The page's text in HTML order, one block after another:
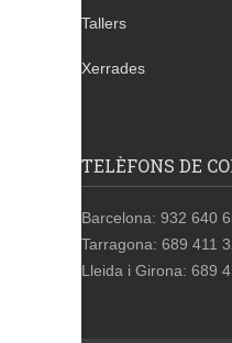
Tallers
Xerrades
TELÈFONS DE
Barcelona: 932 640
Tarragona: 689 411
Lleida i Girona: 689